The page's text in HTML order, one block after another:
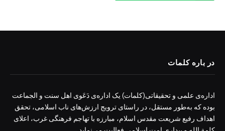
در باره کلمات
اداره‌ی علمی و تحقیقاتی(کلمات) یک اداره‌ی دَعَوی اهل سنت و الجماعت
بوده که به‌طور مستقل، در راستای ترویج ارزش‌های ناب اسلامی، تحقق
اهداف رفیع شریعت مقدس اسلام، مبارزه با تهاجم فرهنگی غرب، اعلای